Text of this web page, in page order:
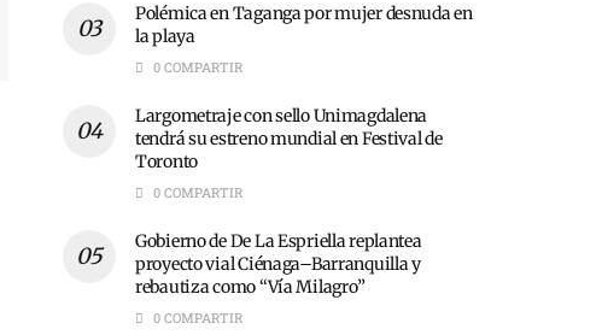
Polémica en Taganga por mujer desnuda en
la playa
0 COMPARTIR
Largometraje con sello Unimagdalena
tendrá su estreno mundial en Festival de
Toronto
0 COMPARTIR
Gobierno de De La Espriella replantea
proyecto vial Ciénaga–Barranquilla y
rebautiza como “Vía Milagro”
0 COMPARTIR